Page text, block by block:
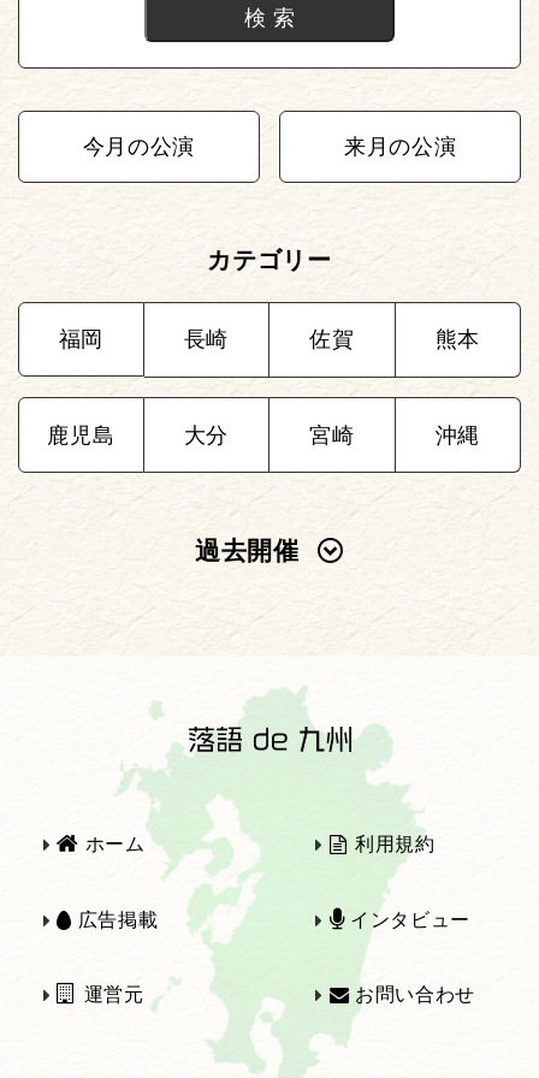
今月の公演 来月の公演
カテゴリー
福岡 長崎 佐賀 熊本
鹿児島 大分 宮崎 沖縄
過去開催
2022年
2021年 2020年
2019年 2018年
2017年 2016年
ホーム 利用規約
広告掲載 インタビュー
運営元 お問い合わせ